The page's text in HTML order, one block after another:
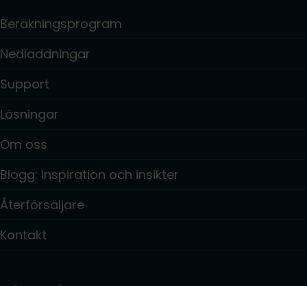
Beräkningsprogram
Nedladdningar
Support
Lösningar
Om oss
Blogg: Inspiration och insikter
Återförsäljare
Kontakt